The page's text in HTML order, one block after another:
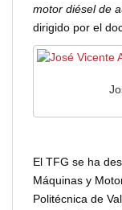
motor diésel de
dirigido por el
El TFG se ha
Máquinas y
Politécnica de